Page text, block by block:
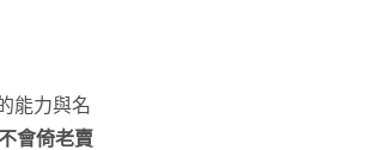
能力與名
會倚老賣